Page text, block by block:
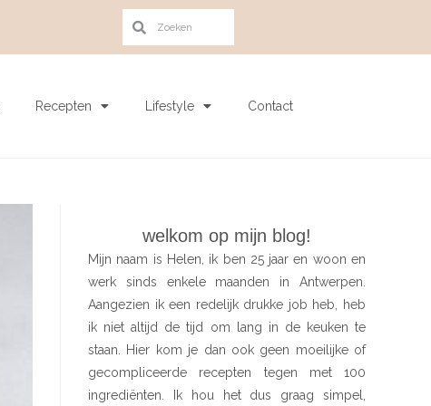
Recepten Lifestyle Contact
welkom op mijn blog!
Mijn naam is Helen, ik ben 25 jaar en woon en
werk sinds enkele maanden in Antwerpen.
Aangezien ik een redelijk drukke job heb, heb
ik niet altijd de tijd om lang in de keuken te
staan. Hier kom je dan ook geen moeilijke of
gecompliceerde recepten tegen met 100
ingrediënten. Ik hou het dus graag simpel,